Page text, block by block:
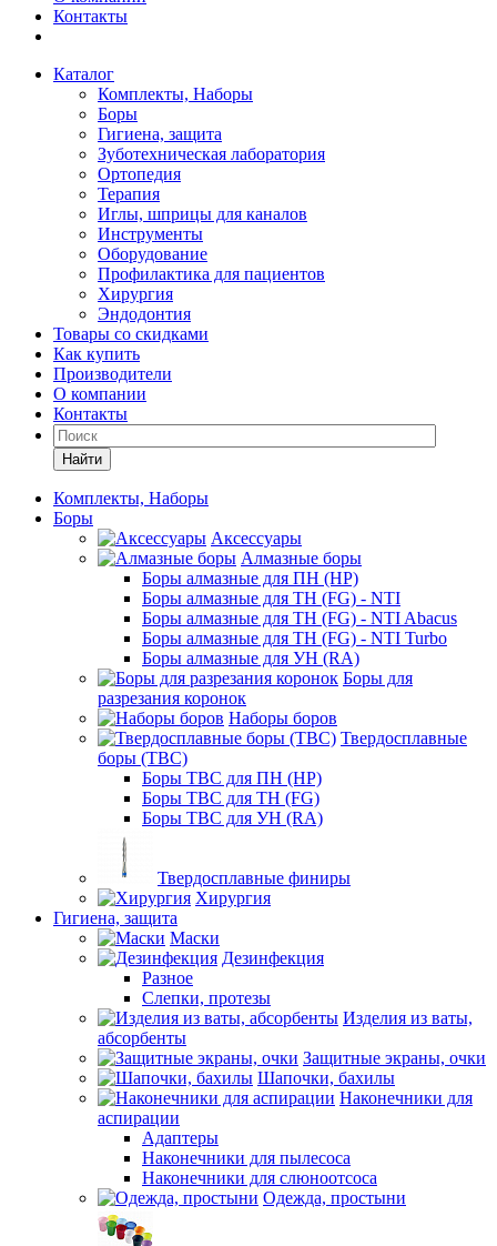
Контакты
Каталог
Комплекты, Наборы
Боры
Гигиена, защита
Зуботехническая лаборатория
Ортопедия
Терапия
Иглы, шприцы для каналов
Инструменты
Оборудование
Профилактика для пациентов
Хирургия
Эндодонтия
Товары со скидками
Как купить
Производители
О компании
Контакты
Найти
Комплекты, Наборы
Боры
Аксессуары
Алмазные боры
Боры алмазные для ПН (HP)
Боры алмазные для ТН (FG) - NTI
Боры алмазные для ТН (FG) - NTI Abacus
Боры алмазные для ТН (FG) - NTI Turbo
Боры алмазные для УН (RA)
Боры для
разрезания коронок
Наборы боров
Твердосплавные
боры (ТВС)
Боры ТВС для ПН (HP)
Боры ТВС для ТН (FG)
Боры ТВС для УН (RA)
Твердосплавные финиры
Хирургия
Гигиена, защита
Маски
Дезинфекция
Разное
Слепки, протезы
Изделия из ваты,
абсорбенты
Защитные экраны, очки
Шапочки, бахилы
Наконечники для
аспирации
Адаптеры
Наконечники для пылесоса
Наконечники для слюноотсоса
Одежда, простыни